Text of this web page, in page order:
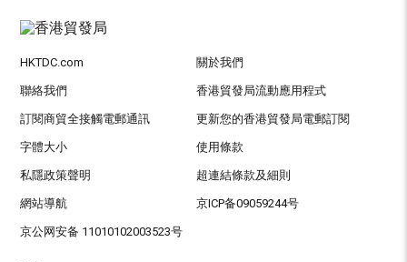
HKTDC.com 關於我們
聯絡我們 香港貿發局流動應用程式
訂閱商貿全接觸電郵通訊 更新您的香港貿發局電郵訂閱
字體大小 使用條款
私隱政策聲明 超連結條款及細則
網站導航 京ICP备09059244号
京公网安备 11010102003523号